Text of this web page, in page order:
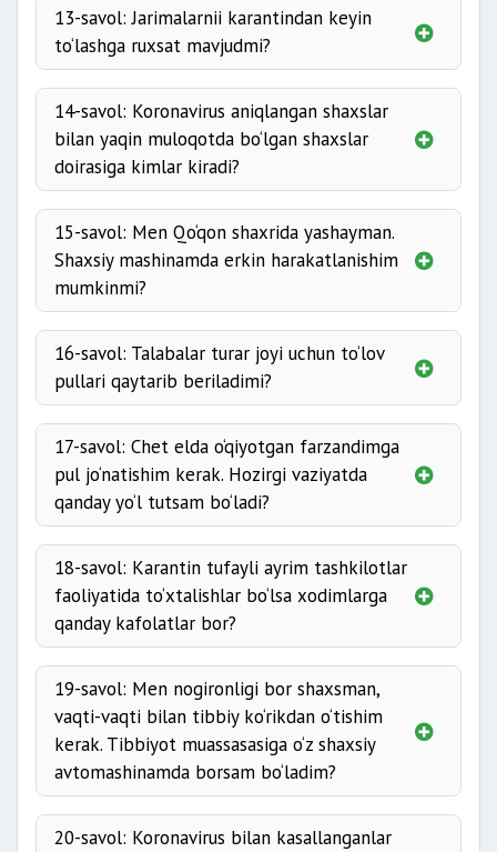
13-savol: Jarimalarnii karantindan keyin
to‘lashga ruxsat mavjudmi?
14-savol: Koronavirus aniqlangan shaxslar
bilan yaqin muloqotda bo‘lgan shaxslar
doirasiga kimlar kiradi?
15-savol: Men Qo‘qon shaxrida yashayman.
Shaxsiy mashinamda erkin harakatlanishim
mumkinmi?
16-savol: Talabalar turar joyi uchun to‘lov
pullari qaytarib beriladimi?
17-savol: Chet elda o‘qiyotgan farzandimga
pul jo‘natishim kerak. Hozirgi vaziyatda
qanday yo‘l tutsam bo‘ladi?
18-savol: Karantin tufayli ayrim tashkilotlar
faoliyatida to‘xtalishlar bo‘lsa xodimlarga
qanday kafolatlar bor?
19-savol: Men nogironligi bor shaxsman,
vaqti-vaqti bilan tibbiy ko‘rikdan o‘tishim
kerak. Tibbiyot muassasasiga o‘z shaxsiy
avtomashinamda borsam bo‘ladim?
20-savol: Koronavirus bilan kasallanganlar